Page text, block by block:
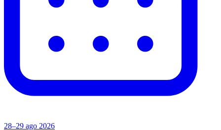
28–29 ago 2026